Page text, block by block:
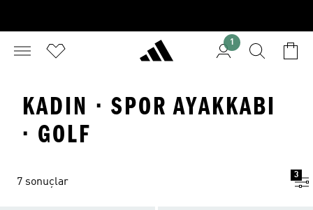
1
KADIN · SPOR AYAKKABI
· GOLF
7 sonuçlar
3